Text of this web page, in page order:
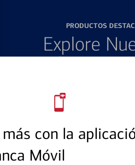
con la
Móvil
PRODUCTOS
Explore
Productos y
Ofrecemos una amplia gama de
diseñados para ayudar con todas sus